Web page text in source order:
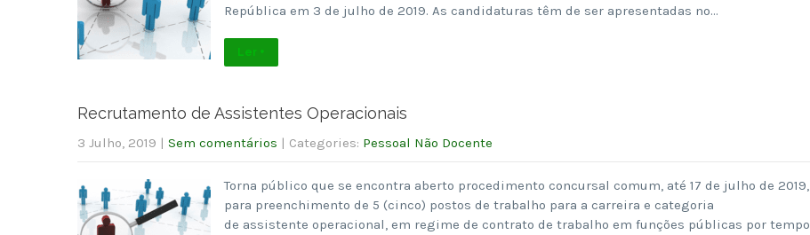
República em 3 de julho de 2019. As candidaturas têm de ser apresentadas no…
Ler +
Recrutamento de Assistentes Operacionais
3 Julho, 2019 | Sem comentários | Categories: Pessoal Não Docente
Torna público que se encontra aberto procedimento concursal comum, até 17 de julho de 2019,
para preenchimento de 5 (cinco) postos de trabalho para a carreira e categoria
de assistente operacional, em regime de contrato de trabalho em funções públicas por tempo